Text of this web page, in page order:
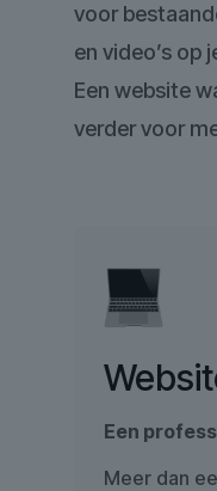
voor
en video’s op
Een website
verder voor
Een
Meer dan